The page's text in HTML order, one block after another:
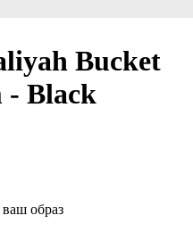
Bucket
- Black
образ